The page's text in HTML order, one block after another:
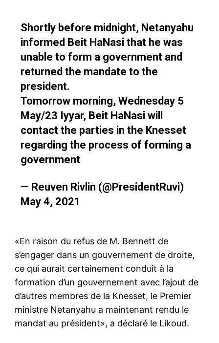
Shortly before midnight, Netanyahu
informed Beit HaNasi that he was
unable to form a government and
returned the mandate to the
president.
Tomorrow morning, Wednesday 5
May/23 Iyyar, Beit HaNasi will
contact the parties in the Knesset
regarding the process of forming a
government
— Reuven Rivlin (@PresidentRuvi)
May 4, 2021
«En raison du refus de M. Bennett de
s’engager dans un gouvernement de droite,
ce qui aurait certainement conduit à la
formation d’un gouvernement avec l’ajout de
d’autres membres de la Knesset, le Premier
ministre Netanyahu a maintenant rendu le
mandat au président», a déclaré le Likoud.